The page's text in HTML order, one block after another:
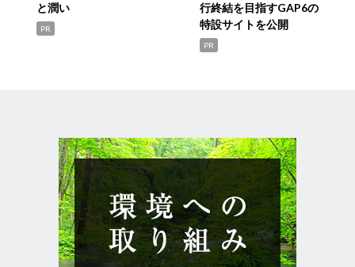
と潤い
PR
行終結を目指すGAP6の
特設サイトを公開
PR